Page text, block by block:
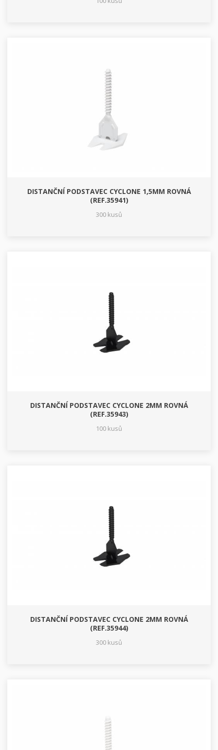
DISTANČNÍ PODSTAVEC CYCLONE 1,5MM ROVNÁ
(REF.35941)
300 kusů
DISTANČNÍ PODSTAVEC CYCLONE 2MM ROVNÁ
(REF.35943)
100 kusů
DISTANČNÍ PODSTAVEC CYCLONE 2MM ROVNÁ
(REF.35944)
300 kusů